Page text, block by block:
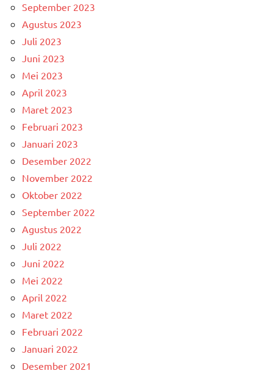
September 2023
Agustus 2023
Juli 2023
Juni 2023
Mei 2023
April 2023
Maret 2023
Februari 2023
Januari 2023
Desember 2022
November 2022
Oktober 2022
September 2022
Agustus 2022
Juli 2022
Juni 2022
Mei 2022
April 2022
Maret 2022
Februari 2022
Januari 2022
Desember 2021